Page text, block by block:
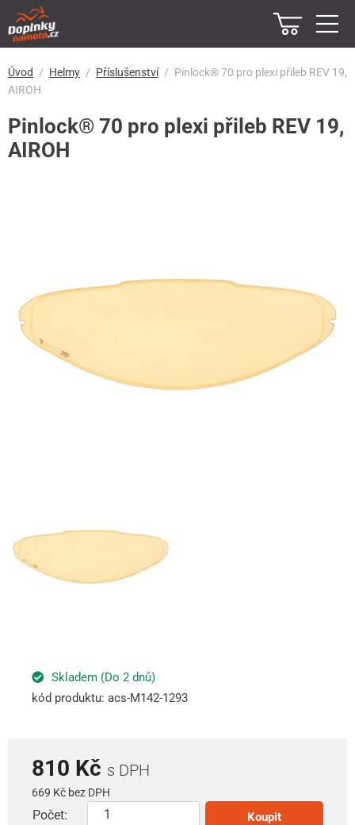
Úvod Helmy Příslušenství
Pinlock® 70 pro plexi přileb REV 19,
AIROH
Pinlock® 70 pro plexi přileb REV 19,
AIROH
Skladem (Do 2 dnů)
kód produktu: acs-M142-1293
810 Kč s DPH
669 Kč bez DPH
Počet: Koupit